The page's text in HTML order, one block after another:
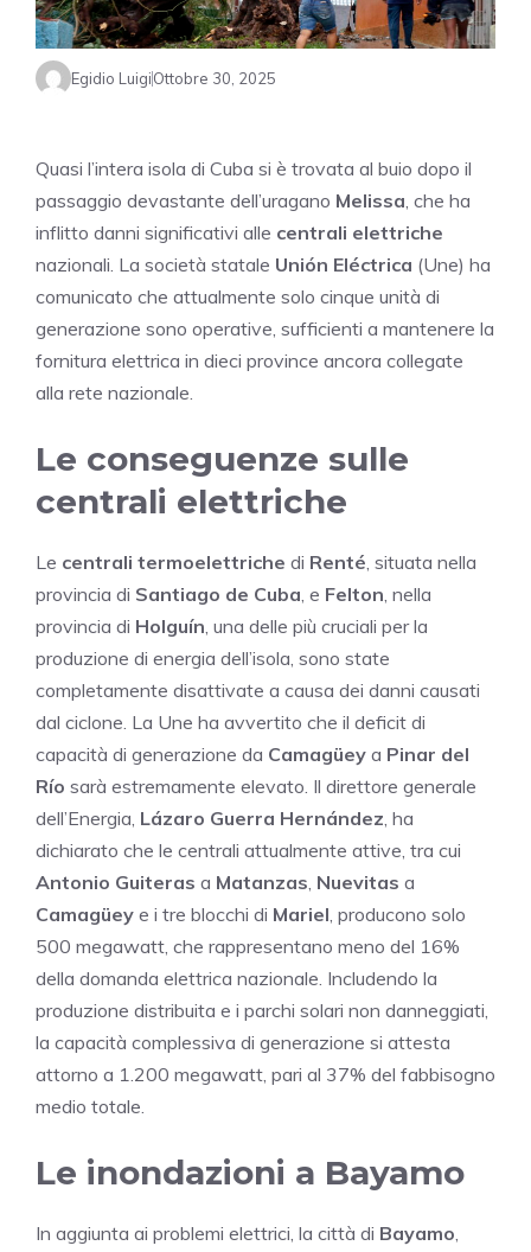
Egidio LuigiOttobre 30, 2025
Quasi l’intera isola di Cuba si è trovata al buio dopo il
passaggio devastante dell’uragano Melissa, che ha
inflitto danni significativi alle centrali elettriche
nazionali. La società statale Unión Eléctrica (Une) ha
comunicato che attualmente solo cinque unità di
generazione sono operative, sufficienti a mantenere la
fornitura elettrica in dieci province ancora collegate
alla rete nazionale.
Le conseguenze sulle
centrali elettriche
Le centrali termoelettriche di Renté, situata nella
provincia di Santiago de Cuba, e Felton, nella
provincia di Holguín, una delle più cruciali per la
produzione di energia dell’isola, sono state
completamente disattivate a causa dei danni causati
dal ciclone. La Une ha avvertito che il deficit di
capacità di generazione da Camagüey a Pinar del
Río sarà estremamente elevato. Il direttore generale
dell’Energia, Lázaro Guerra Hernández, ha
dichiarato che le centrali attualmente attive, tra cui
Antonio Guiteras a Matanzas, Nuevitas a
Camagüey e i tre blocchi di Mariel, producono solo
500 megawatt, che rappresentano meno del 16%
della domanda elettrica nazionale. Includendo la
produzione distribuita e i parchi solari non danneggiati,
la capacità complessiva di generazione si attesta
attorno a 1.200 megawatt, pari al 37% del fabbisogno
medio totale.
Le inondazioni a Bayamo
In aggiunta ai problemi elettrici, la città di Bayamo,